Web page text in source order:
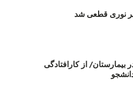
نوری قطعی شد
بیمارستان/ از کارافتادگی